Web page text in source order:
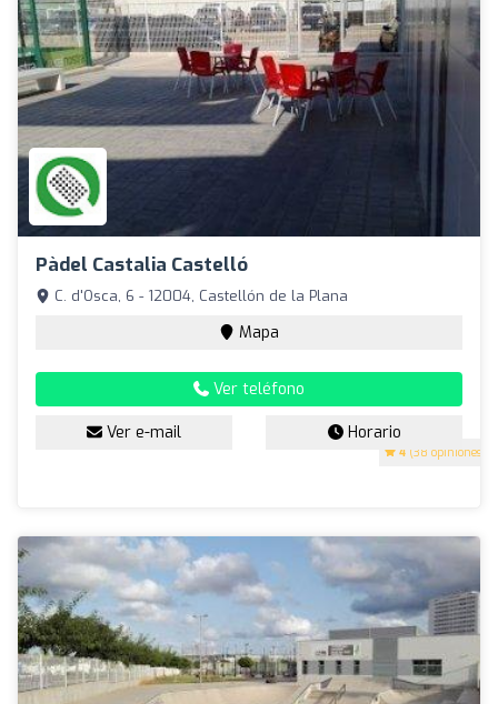
Pàdel Castalia Castelló
4 (38 opiniones)
C. d'Osca, 6 - 12004, Castellón de la Plana
Mapa
Ver teléfono
Ver e-mail Horario